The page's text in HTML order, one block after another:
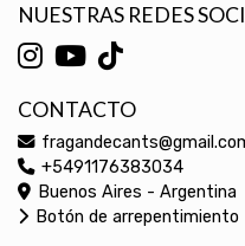
NUESTRAS REDES
CONTACTO
+5491176383034
Buenos Aires - Argentina
Botón de arrepentimiento